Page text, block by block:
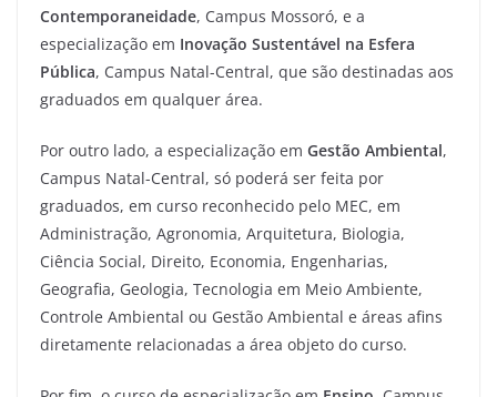
Contemporaneidade, Campus Mossoró, e a
especialização em Inovação Sustentável na Esfera
Pública, Campus Natal-Central, que são destinadas aos
graduados em qualquer área.
Por outro lado, a especialização em Gestão Ambiental,
Campus Natal-Central, só poderá ser feita por
graduados, em curso reconhecido pelo MEC, em
Administração, Agronomia, Arquitetura, Biologia,
Ciência Social, Direito, Economia, Engenharias,
Geografia, Geologia, Tecnologia em Meio Ambiente,
Controle Ambiental ou Gestão Ambiental e áreas afins
diretamente relacionadas a área objeto do curso.